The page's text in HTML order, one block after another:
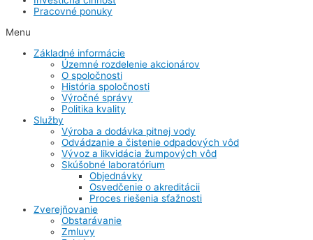
Pracovné ponuky
Menu
Základné informácie
Územné rozdelenie akcionárov
O spoločnosti
História spoločnosti
Výročné správy
Politika kvality
Služby
Výroba a dodávka pitnej vody
Odvádzanie a čistenie odpadových vôd
Vývoz a likvidácia žumpových vôd
Skúšobné laboratórium
Objednávky
Osvedčenie o akreditácii
Proces riešenia sťažnosti
Zverejňovanie
Obstarávanie
Zmluvy